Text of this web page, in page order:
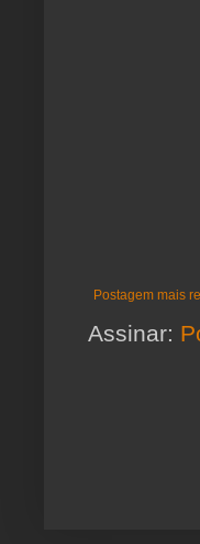
Postagem mais
Assinar: